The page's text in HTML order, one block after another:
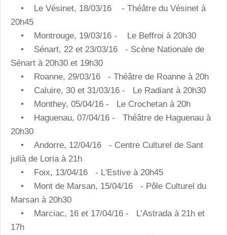
• Le Vésinet, 18/03/16 - Théâtre du Vésinet à
20h45
• Montrouge, 19/03/16 - Le Beffroi à 20h30
• Sénart, 22 et 23/03/16 - Scène Nationale de
Sénart à 20h30 et 19h30
• Roanne, 29/03/16 - Théâtre de Roanne à 20h
• Caluire, 30 et 31/03/16 - Le Radiant à 20h30
• Monthey, 05/04/16 - Le Crochetan à 20h
• Haguenau, 07/04/16 - Théâtre de Haguenau à
20h30
• Andorre, 12/04/16 - Centre Culturel de Sant
julià de Loria à 21h
• Foix, 13/04/16 - L'Estive à 20h45
• Mont de Marsan, 15/04/16 - Pôle Culturel du
Marsan à 20h30
• Marciac, 16 et 17/04/16 - L’Astrada à 21h et
17h